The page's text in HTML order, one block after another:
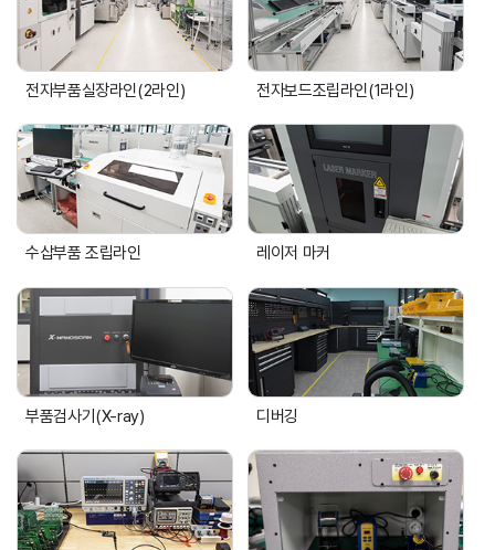
전자부품실장라인(2라인) 전자보드조립라인(1라인)
수삽부품 조립라인 레이저 마커
부품검사기(X-ray) 디버깅